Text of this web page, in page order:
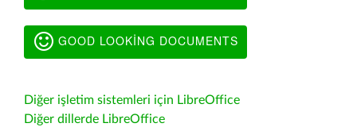
GOOD LOOKING DOCUMENTS
Diğer işletim sistemleri için LibreOffice
Diğer dillerde LibreOffice